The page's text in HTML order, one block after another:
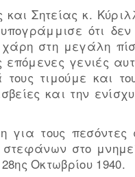
και Σητείας κ.
ότι
στη μεγάλη
γενιές
τιμούμε και
και την
για τους
στο
Οκτωβρίου 1940.